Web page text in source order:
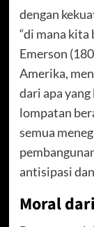
dengan
“di mana kita
Emerson
Amerika,
dari apa yang
lompatan
semua
antisipasi
Moral